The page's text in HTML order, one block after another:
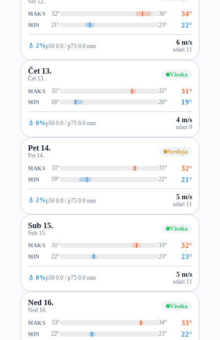
MAKS 32° 36° 34°
MIN 21° 23° 22°
💧 2%p50 0.0 / p75 0.0 mm 6 m/s
udari 11
Čet 13.
Čet 13.
Visoka
MAKS 31° 32° 31°
MIN 18° 20° 19°
💧 0%p50 0.0 / p75 0.0 mm 4 m/s
udari 9
Pet 14.
Pet 14.
Srednja
MAKS 31° 33° 32°
MIN 19° 22° 21°
💧 2%p50 0.0 / p75 0.0 mm 5 m/s
udari 11
Sub 15.
Sub 15.
Visoka
MAKS 31° 33° 32°
MIN 22° 23° 23°
💧 0%p50 0.0 / p75 0.0 mm 5 m/s
udari 11
Ned 16.
Ned 16.
Visoka
MAKS 33° 34° 33°
MIN 22° 23° 22°